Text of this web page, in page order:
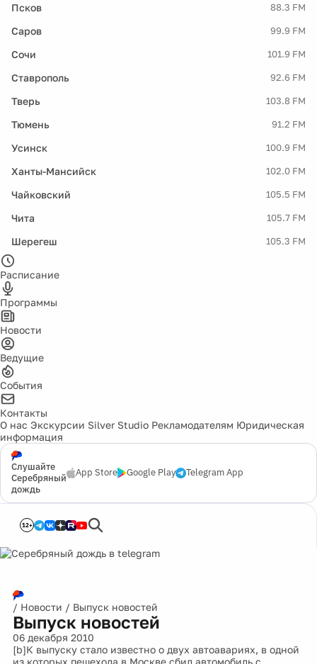
Псков 88.3 FM
Саров 99.9 FM
Сочи 101.9 FM
Ставрополь 92.6 FM
Тверь 103.8 FM
Тюмень 91.2 FM
Усинск 100.9 FM
Ханты-Мансийск 102.0 FM
Чайковский 105.5 FM
Чита 105.7 FM
Шерегеш 105.3 FM
Расписание
Программы
Новости
Ведущие
События
Контакты
О нас Экскурсии Silver Studio Рекламодателям Юридическая
информация
Слушайте
Серебряный
дождь
App Store Google Play Telegram App
12+
/ Новости / Выпуск новостей
Выпуск новостей
06 декабря 2010
[b]К выпуску стало известно о двух автоавариях, в одной